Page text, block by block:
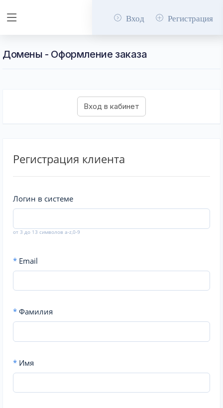
Вход Регистрация
Домены - Оформление заказа
Регистрация клиента
Логин в системе
от 3 до 13 символов a-z,0-9
* Email
* Фамилия
* Имя